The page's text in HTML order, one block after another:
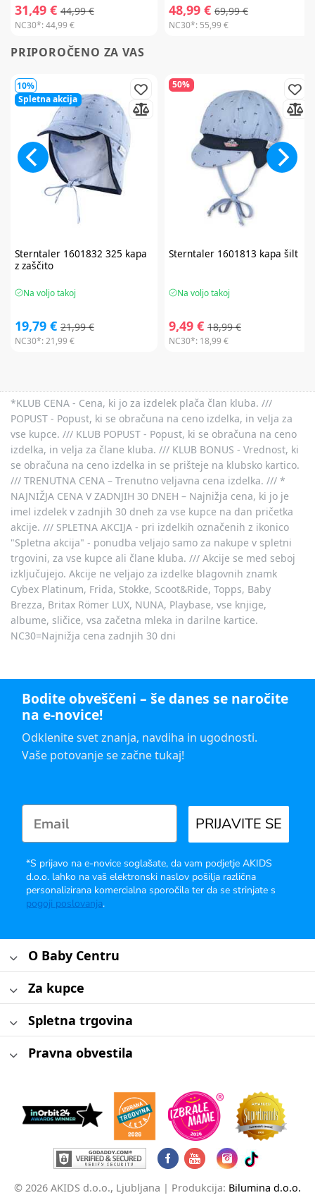
31,49 € 44,99 €
NC30*:44,99 €
48,99 € 69,99 €
NC30*: 55,99 €
PRIPOROČENO ZA VAS
10%
Spletna akcija
Sterntaler1601832 325 kapa
z zaščito
Na voljo takoj
19,79 € 21,99 €
NC30*:21,99 €
50%
Sterntaler1601813 kapa šilt
Na voljo takoj
9,49 € 18,99 €
NC30*: 18,99 €
*KLUB CENA - Cena, ki jo za izdelek plača član kluba. ///
POPUST - Popust, ki se obračuna na ceno izdelka, in velja za
vse kupce. /// KLUB POPUST - Popust, ki se obračuna na ceno
izdelka, in velja za člane kluba. /// KLUB BONUS - Vrednost, ki
se obračuna na ceno izdelka in se prišteje na klubsko kartico.
/// TRENUTNA CENA – Trenutno veljavna cena izdelka. /// *
NAJNIŽJA CENA V ZADNJIH 30 DNEH – Najnižja cena, ki jo je
imel izdelek v zadnjih 30 dneh za vse kupce na dan pričetka
akcije. /// SPLETNA AKCIJA - pri izdelkih označenih z ikonico
"Spletna akcija" - ponudba veljajo samo za nakupe v spletni
trgovini, za vse kupce ali člane kluba. /// Akcije se med seboj
izključujejo. Akcije ne veljajo za izdelke blagovnih znamk
Cybex Platinum, Frida, Stokke, Scoot&Ride, Topps, Baby
Brezza, Britax Römer LUX, NUNA, Playbase, vse knjige,
albume, sličice, vsa začetna mleka in darilne kartice.
NC30=Najnižja cena zadnjih 30 dni
Bodite obveščeni – še danes se naročite
na e-novice!
Odklenite svet znanja, navdiha in ugodnosti.
Vaše potovanje se začne tukaj!
PRIJAVITE SE
*S prijavo na e-novice soglašate, da vam podjetje AKIDS
d.o.o. lahko na vaš elektronski naslov pošilja različna
personalizirana komercialna sporočila ter da se strinjate s
pogoji poslovanja.
O Baby Centru
Za kupce
Spletna trgovina
Pravna obvestila
© 2026 AKIDS d.o.o., Ljubljana | Produkcija: Bilumina d.o.o.